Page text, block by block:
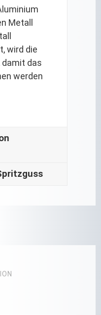
Metall
wird die
damit das
werden